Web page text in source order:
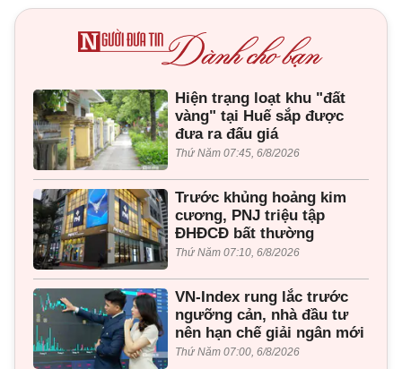
Hiện trạng loạt khu "đất
vàng" tại Huế sắp được
đưa ra đấu giá
Thứ Năm 07:45, 6/8/2026
Trước khủng hoảng kim
cương, PNJ triệu tập
ĐHĐCĐ bất thường
Thứ Năm 07:10, 6/8/2026
VN-Index rung lắc trước
ngưỡng cản, nhà đầu tư
nên hạn chế giải ngân mới
Thứ Năm 07:00, 6/8/2026